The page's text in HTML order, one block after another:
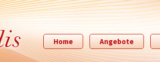
Home Angebote